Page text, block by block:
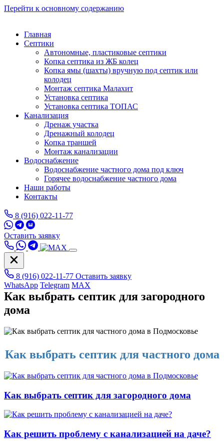
Перейти к основному содержанию
Главная
Септики
Автономные, пластиковые септики
Копка септика из ЖБ колец
Копка ямы (шахты) вручную под септик или
колодец
Монтаж септика Малахит
Установка септика
Установка септика ТОПАС
Канализация
Дренаж участка
Дренажный колодец
Копка траншей
Монтаж канализации
Водоснабжение
Водоснабжение частного дома под ключ
Горячее водоснабжение частного дома
Наши работы
Контакты
8 (916) 022-11-77
Оставить заявку
8 (916) 022-11-77 Оставить заявку
WhatsApp Telegram MAX
Как выбрать септик для загородного
дома
Как выбрать септик для частного дома
Как выбрать септик для загородного дома
Как решить проблему с канализацией на даче?